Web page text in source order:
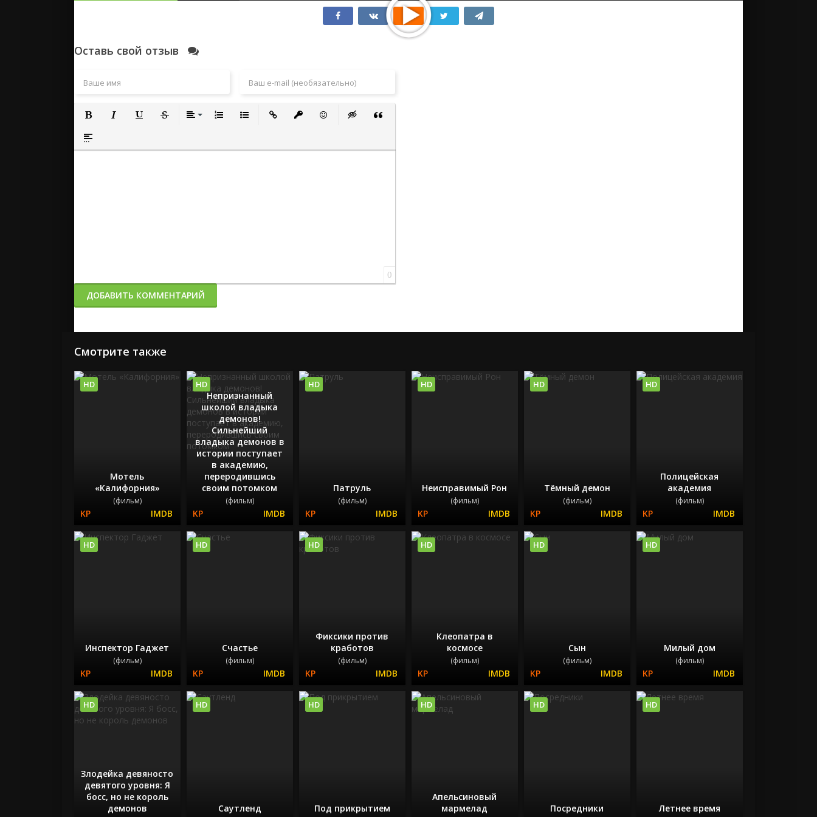
Оставь свой отзыв
Полужирный
Вставка спойлера
0
ДОБАВИТЬ КОММЕНТАРИЙ
Смотрите также
Мотель
«Калифорния»
(фильм)
HD
Непризнанный
школой владыка
демонов!
Сильнейший
владыка демонов в
истории поступает
в академию,
переродившись
своим потомком
(фильм)
HD
Патруль
(фильм)
HD
Неисправимый Рон
(фильм)
HD
Тёмный демон
(фильм)
HD
Полицейская
академия
(фильм)
HD
Инспектор Гаджет
(фильм)
HD
Счастье
(фильм)
HD
Фиксики против
кработов
(фильм)
HD
Клеопатра в
космосе
(фильм)
HD
Сын
(фильм)
HD
Милый дом
(фильм)
HD
Злодейка девяносто
девятого уровня: Я
босс, но не король
демонов
HD
Саутленд
HD
Под прикрытием
HD
Апельсиновый
мармелад
HD
Посредники
HD
Летнее время
HD